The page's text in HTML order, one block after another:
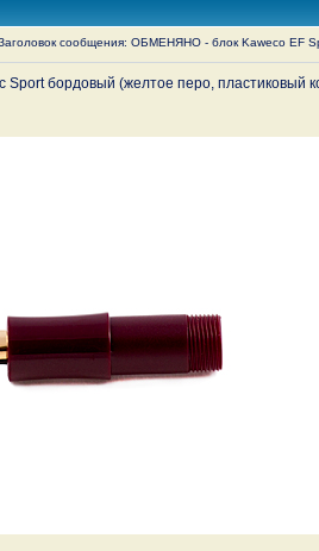
сообщения: ОБМЕНЯНО - блок Kaweco EF
Sport бордовый (желтое перо, пластиковый